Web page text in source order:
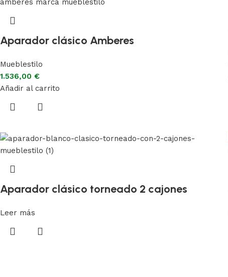
Aparador clásico Amberes
Mueblestilo
1.536,00 €
Añadir al carrito
Aparador clásico torneado 2 cajones
Leer más